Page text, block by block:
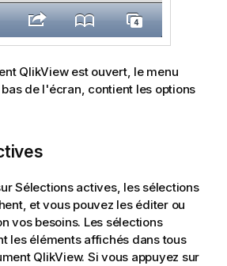
QlikView est ouvert, le menu
de l'écran, contient les options
Sélections actives, les sélections
et vous pouvez les éditer ou
vos besoins. Les sélections
les éléments affichés dans tous
QlikView. Si vous appuyez sur